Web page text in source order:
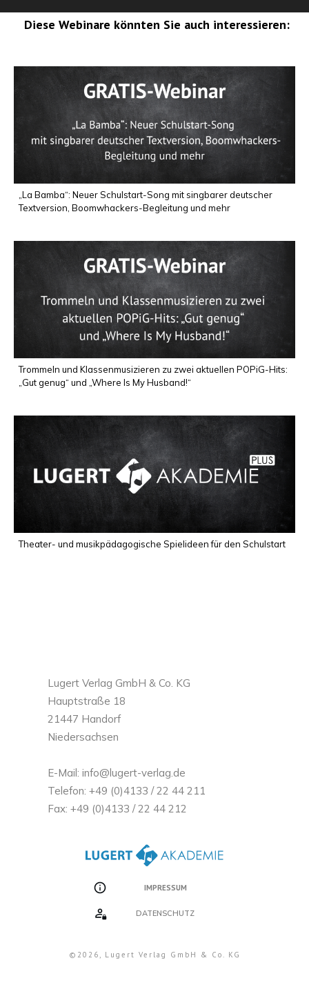
Diese Webinare könnten Sie auch interessieren:
„La Bamba“: Neuer Schulstart-Song mit singbarer deutscher
Textversion, Boomwhackers-Begleitung und mehr
Trommeln und Klassenmusizieren zu zwei aktuellen POPiG-Hits:
„Gut genug“ und „Where Is My Husband!“
Theater- und musikpädagogische Spielideen für den Schulstart
Lugert Verlag GmbH & Co. KG
Hauptstraße 18
21447 Handorf
Niedersachsen
E-Mail: info@lugert-verlag.de
Telefon: +49 (0)4133 / 22 44 211
Fax: +49 (0)4133 / 22 44 212
IMPRESSUM
DATENSCHUTZ
© 2026 , Lugert Verlag GmbH & Co. KG